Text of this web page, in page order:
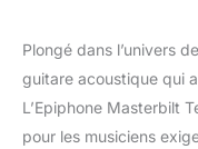
Plongé dans l’univers
guitare acoustique qui
L’Epiphone Masterbilt
pour les musiciens